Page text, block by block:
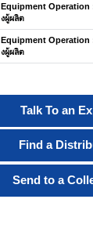
Equipment Operation
งผู้ผลิต
Equipment Operation
งผู้ผลิต
Talk To an
Find a
Send to a